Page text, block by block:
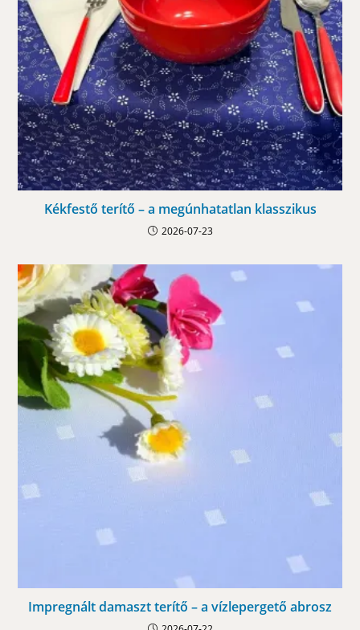
Kékfestő terítő – a megúnhatatlan klasszikus
2026-07-23
Impregnált damaszt terítő – a vízlepergető abrosz